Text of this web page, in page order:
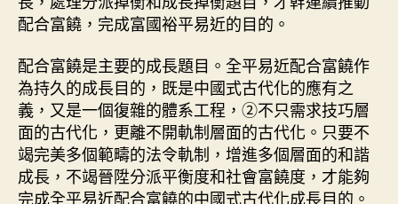
實
際
解
析〉
中
配合富饒，完成富國裕平易近的目的。
配合富饒是主要的成長題目。全平易近配合富饒作
為持久的成長目的，既是中國式古代化的應有之
義，又是一個復雜的體系工程，②不只需求技巧層
面的古代化，更離不開軌制層面的古代化。只要不
竭完美多個範疇的法令軌制，增進多個層面的和諧
成長，不竭晉陞分派平衡度和社會富饒度，才能夠
完成全平易近配合富饒的中國式古代化成長目的。